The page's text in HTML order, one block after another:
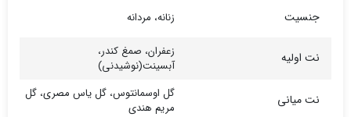
جنسیت زنانه، مردانه
نت اولیه
زعفران، صمغ کندر،
آبسینت(نوشیدنی)
نت میانی
گل اوسمانتوس، گل یاس مصری، گل
مریم هندی